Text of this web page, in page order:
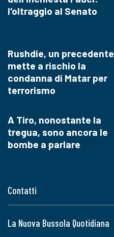
Contatti
La Nuova Bussola Quotidiana
l'oltraggio al Senato
Rushdie, un precedente
mette a rischio la
condanna di Matar per
terrorismo
A Tiro, nonostante la
tregua, sono ancora le
bombe a parlare